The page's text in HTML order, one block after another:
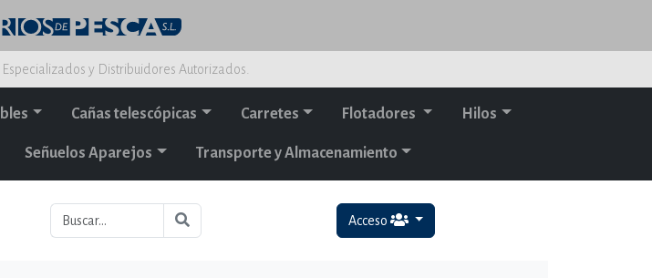
y Distribuidores Autorizados.
Cañas telescópicas Carretes Flotadores Hilos
Señuelos Aparejos Transporte y Almacenamiento
Acceso